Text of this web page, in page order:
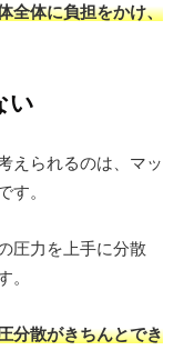
全体に負担をかけ、
い
えられるのは、マッ
す。
圧力を上手に分散
。
分散がきちんとでき